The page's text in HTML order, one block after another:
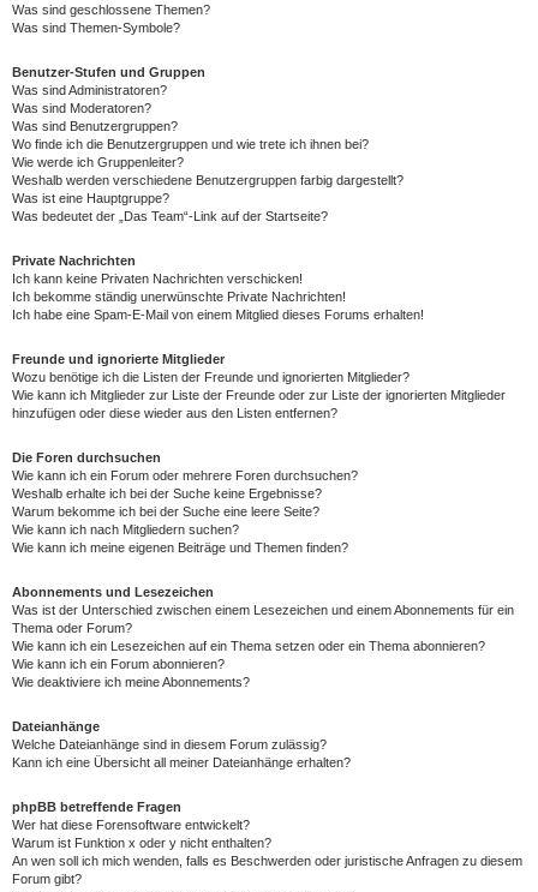
Was sind geschlossene Themen?
Was sind Themen-Symbole?
Benutzer-Stufen und Gruppen
Was sind Administratoren?
Was sind Moderatoren?
Was sind Benutzergruppen?
Wo finde ich die Benutzergruppen und wie trete ich ihnen bei?
Wie werde ich Gruppenleiter?
Weshalb werden verschiedene Benutzergruppen farbig dargestellt?
Was ist eine Hauptgruppe?
Was bedeutet der „Das Team“-Link auf der Startseite?
Private Nachrichten
Ich kann keine Privaten Nachrichten verschicken!
Ich bekomme ständig unerwünschte Private Nachrichten!
Ich habe eine Spam-E-Mail von einem Mitglied dieses Forums erhalten!
Freunde und ignorierte Mitglieder
Wozu benötige ich die Listen der Freunde und ignorierten Mitglieder?
Wie kann ich Mitglieder zur Liste der Freunde oder zur Liste der ignorierten Mitglieder
hinzufügen oder diese wieder aus den Listen entfernen?
Die Foren durchsuchen
Wie kann ich ein Forum oder mehrere Foren durchsuchen?
Weshalb erhalte ich bei der Suche keine Ergebnisse?
Warum bekomme ich bei der Suche eine leere Seite?
Wie kann ich nach Mitgliedern suchen?
Wie kann ich meine eigenen Beiträge und Themen finden?
Abonnements und Lesezeichen
Was ist der Unterschied zwischen einem Lesezeichen und einem Abonnements für ein
Thema oder Forum?
Wie kann ich ein Lesezeichen auf ein Thema setzen oder ein Thema abonnieren?
Wie kann ich ein Forum abonnieren?
Wie deaktiviere ich meine Abonnements?
Dateianhänge
Welche Dateianhänge sind in diesem Forum zulässig?
Kann ich eine Übersicht all meiner Dateianhänge erhalten?
phpBB betreffende Fragen
Wer hat diese Forensoftware entwickelt?
Warum ist Funktion x oder y nicht enthalten?
An wen soll ich mich wenden, falls es Beschwerden oder juristische Anfragen zu diesem
Forum gibt?